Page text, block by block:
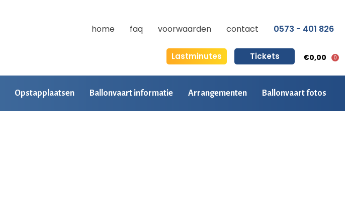
home faq voorwaarden contact 0573 - 401 826
Lastminutes Tickets €0,00 0
Opstapplaatsen Ballonvaart informatie Arrangementen Ballonvaart fotos